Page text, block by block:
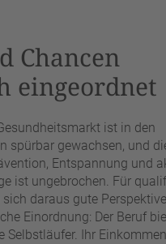
Chancen
eingeordnet
ist in den
spürbar gewachsen, und
Entspannung und
ist ungebrochen. Für
sich daraus gute
Einordnung: Der Beruf
Selbstläufer. Ihr